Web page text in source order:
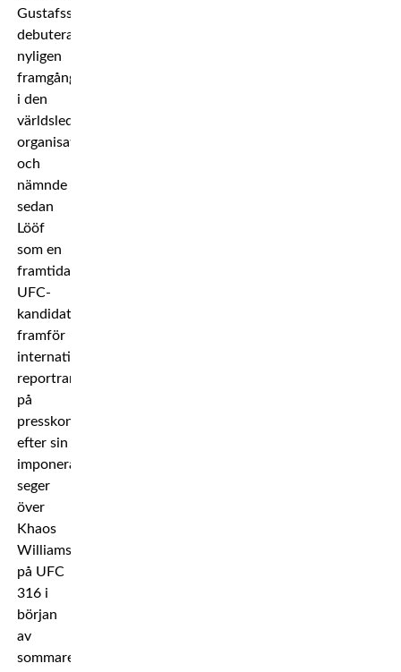
Gustafsson
debuterade
nyligen
framgångsrikt
i den
världsledande
organisationen,
och
nämnde
sedan
Lööf
som en
framtida
UFC-
kandidat
framför
internationella
reportrar
på
presskonferensen
efter sin
imponerande
seger
över
Khaos
Williams
på UFC
316 i
början
av
sommaren.